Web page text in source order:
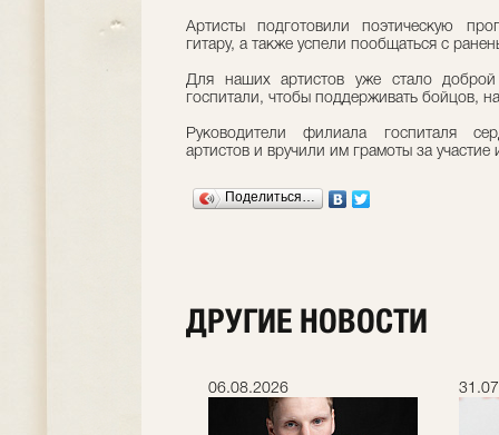
Артисты подготовили поэтическую
гитару, а также успели пообщаться с
Для наших артистов уже стало
госпитали, чтобы поддерживать бойцов,
Руководители филиала госпиталя
артистов и вручили им грамоты за
Поделиться…
ДРУГИЕ НОВОСТИ
06.08.2026